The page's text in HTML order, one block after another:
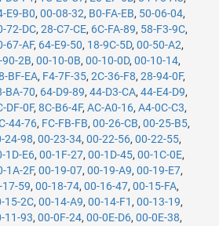
E9-B0, 00-08-32, B0-FA-EB, 50-06-04,
72-DC, 28-C7-CE, 6C-FA-89, 58-F3-9C,
67-AF, 64-E9-50, 18-9C-5D, 00-50-A2,
2B, 00-10-0B, 00-10-0D, 00-10-14,
BF-EA, F4-7F-35, 2C-36-F8, 28-94-0F,
BA-70, 64-D9-89, 44-D3-CA, 44-E4-D9,
DF-0F, 8C-B6-4F, AC-A0-16, A4-0C-C3,
44-76, FC-FB-FB, 00-26-CB, 00-25-B5,
24-98, 00-23-34, 00-22-56, 00-22-55,
1D-E6, 00-1F-27, 00-1D-45, 00-1C-0E,
1A-2F, 00-19-07, 00-19-A9, 00-19-E7,
17-59, 00-18-74, 00-16-47, 00-15-FA,
15-2C, 00-14-A9, 00-14-F1 , 00-13-19,
11-93, 00-0F-24, 00-0E-D6, 00-0E-38,